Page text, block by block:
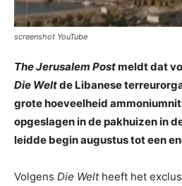
screenshot YouTube
TheJerusalem Postmeldt dat
Die Weltde Libanese
grote hoeveelheid
opgeslagen in de pakhuizen in
leidde begin augustus tot een
Volgens Die Weltheeft het